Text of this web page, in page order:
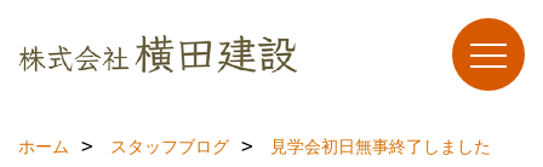
ホーム スタッフブログ 見学会初日無事終了しました